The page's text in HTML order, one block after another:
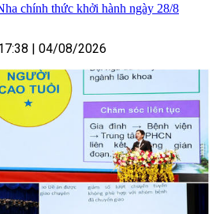
chính thức khởi hành ngày 28/8
| 04/08/2026